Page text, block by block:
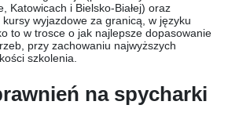
Katowicach i Bielsko-Białej) oraz
wyjazdowe za granicą, w języku
to w trosce o jak najlepsze dopasowanie
przy zachowaniu najwyższych
szkolenia.
na spycharki